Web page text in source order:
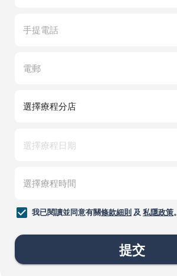
我已閱讀並同意有關條款細則及 私隱政策。
提交